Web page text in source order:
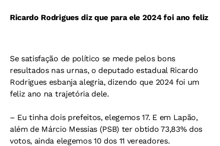
Ricardo Rodrigues diz que para ele 2024 foi ano feliz
Se satisfação de político se mede pelos bons
resultados nas urnas, o deputado estadual Ricardo
Rodrigues esbanja alegria, dizendo que 2024 foi um
feliz ano na trajetória dele.
– Eu tinha dois prefeitos, elegemos 17. E em Lapão,
além de Márcio Messias (PSB) ter obtido 73,83% dos
votos, ainda elegemos 10 dos 11 vereadores.